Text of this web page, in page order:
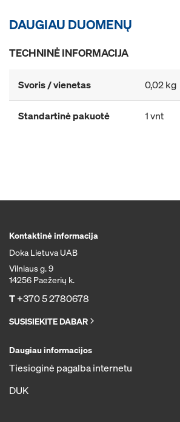
DAUGIAU DUOMENŲ
TECHNINĖ INFORMACIJA
Svoris / vienetas 0,02 kg
Standartinė pakuotė 1 vnt
Kontaktinė informacija
Doka Lietuva UAB
Vilniaus g. 9
14256 Paežerių k.
T+370 5 2780678
SUSISIEKITE DABAR
Daugiau informacijos
Tiesioginė pagalba internetu
DUK